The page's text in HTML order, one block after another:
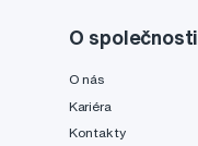
O společnosti
O nás
Kariéra
Kontakty